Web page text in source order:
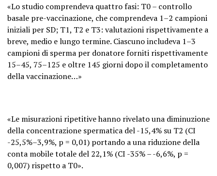
«Lo studio comprendeva quattro fasi: T0 – controllo
basale pre-vaccinazione, che comprendeva 1–2 campioni
iniziali per SD; T1, T2 e T3: valutazioni rispettivamente a
breve, medio e lungo termine. Ciascuno includeva 1–3
campioni di sperma per donatore forniti rispettivamente
15–45, 75–125 e oltre 145 giorni dopo il completamento
della vaccinazione…»
«Le misurazioni ripetitive hanno rivelato una diminuzione
della concentrazione spermatica del -15,4% su T2 (CI
-25,5%–3,9%, p = 0,01) portando a una riduzione della
conta mobile totale del 22,1% (CI -35% – -6,6%, p =
0,007) rispetto a T0».